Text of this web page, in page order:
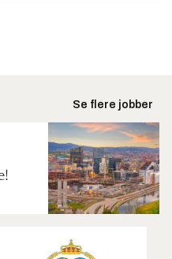
Se flere jobber